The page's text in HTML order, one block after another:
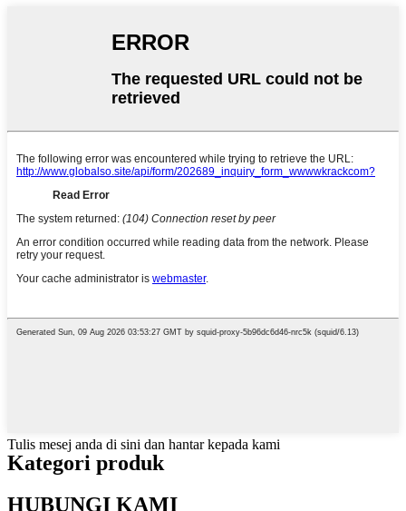
Tulis mesej anda di sini dan hantar kepada kami
Kategori produk
HUBUNGI KAMI